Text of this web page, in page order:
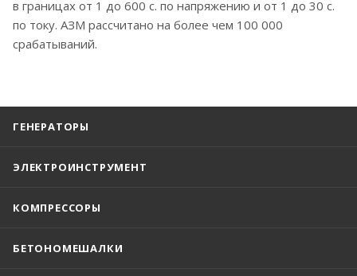
в границах от 1 до 600 с. по напряжению и от 1 до 30 с.
по току. АЗМ рассчитано на более чем 100 000
срабатываний.
ГЕНЕРАТОРЫ
ЭЛЕКТРОИНСТРУМЕНТ
КОМПРЕССОРЫ
БЕТОНОМЕШАЛКИ